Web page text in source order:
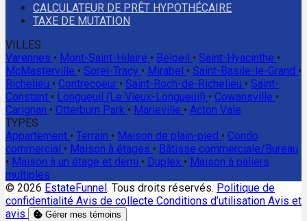
CALCULATEUR DE PRÊT HYPOTHÉCAIRE
TAXE DE MUTATION
VILLES
Varennes • Mont-Saint-Hilaire • Beloeil • Saint-Hyacinthe •
McMasterville • Sorel-Tracy • Mirabel • Saint-Basile-le-Grand •
Richelieu • Contrecoeur • Saint-Roch-de-Richelieu • Saint-
Constant • Longueuil (Le Vieux-Longueuil) • Cowansville •
Carignan • Otterburn Park • Marieville • Acton Vale
TYPES
Appartement • Terrain • Maison de plain-pied • Condo
commercial • Maison à étages • Bâtisse commerciale/Bureau
• Maison à un étage et demi • Duplex • Maison à paliers
multiples
© 2026 EstateFunnel. Tous droits réservés. Politique de
confidentialité Avis de collecte Conditions d’utilisation Avis et
avis
Gérer mes témoins